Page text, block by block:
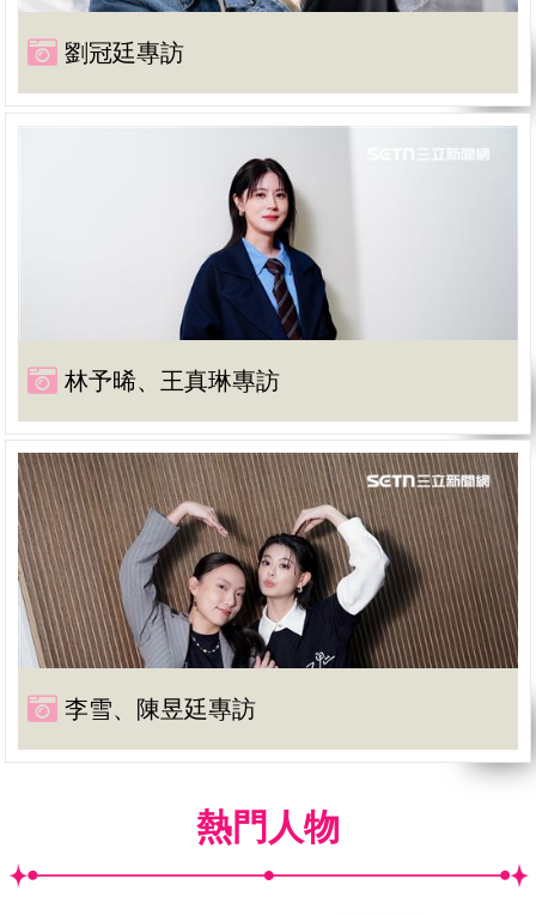
劉冠廷專訪
林予晞、王真琳專訪
李雪、陳昱廷專訪
熱門人物